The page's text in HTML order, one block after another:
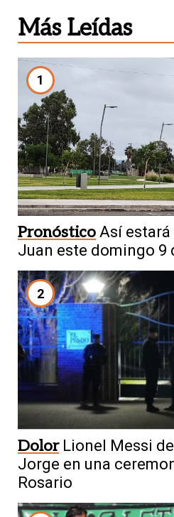
Más Leídas
1
Pronóstico Así estará
Juan este domingo 9
2
Dolor Lionel Messi
Jorge en una
Rosario